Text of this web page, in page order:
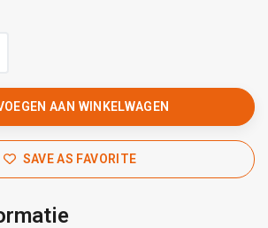
AAN WINKELWAGEN
SAVE AS FAVORITE